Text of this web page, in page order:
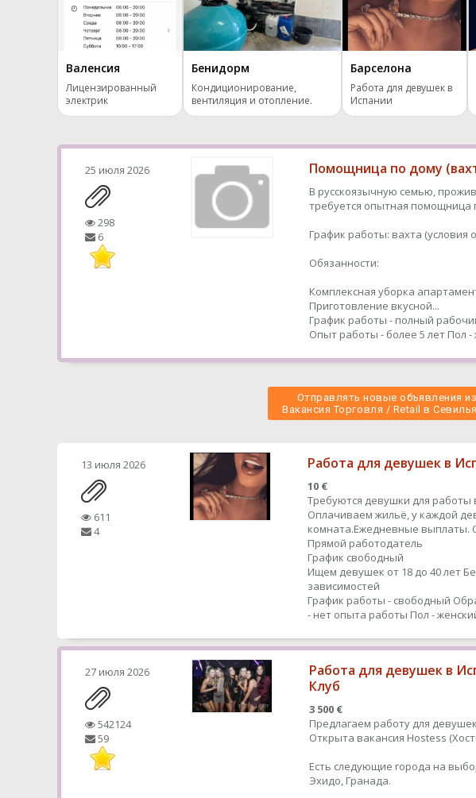
Валенсия
Лицензированный
электрик
Бенидорм
Кондиционирование,
вентиляция и отопление.
Барселона
Работа для девушек в
Испании
25 июля 2026
298
6
Помощница по дому
В русскоязычную семью,
требуется опытная помощница
График работы: вахта (условия
Обязанности:
Комплексная уборка
Приготовление вкусной...
График работы - полный
Опыт работы - более 5 лет Пол -
Отправлять новые объявления
Вакансия Торговля / Retail в
13 июля 2026
611
4
Работа для девушек в
10 €
Требуются девушки для работы
Оплачиваем жильё, у каждой
комната.Ежедневные выплаты.
Прямой работодатель
График свободный
Ищем девушек от 18 до 40 лет
зависимостей
График работы - свободный
- нет опыта работы Пол -
27 июля 2026
542124
59
Работа для девушек в
Клуб
3 500 €
Предлагаем работу для
Открыта вакансия Hostess
Есть следующие города на
Эхидо, Гранада.